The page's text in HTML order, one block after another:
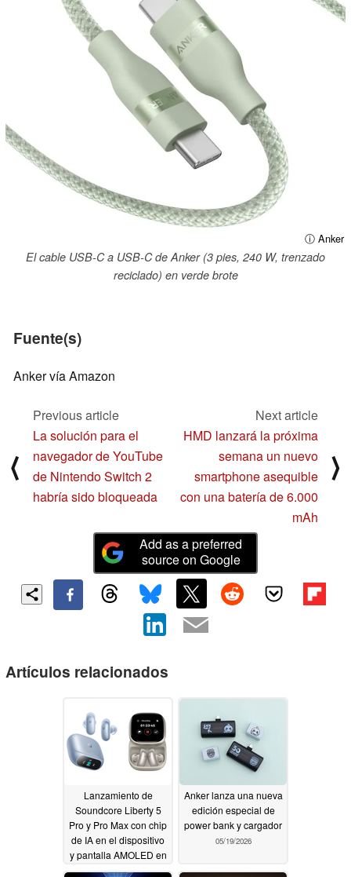
ⓘ Anker
El cable USB-C a USB-C de Anker (3 pies, 240 W, trenzado
reciclado) en verde brote
Fuente(s)
Anker vía Amazon
⟨
Previous article
La solución para el
navegador de YouTube
de Nintendo Switch 2
habría sido bloqueada
Next article
HMD lanzará la próxima
semana un nuevo
smartphone asequible
con una batería de 6.000
mAh
⟩
Add as a preferred
source on Google
Artículos relacionados
Lanzamiento de
Soundcore Liberty 5
Pro y Pro Max con chip
de IA en el dispositivo
y pantalla AMOLED en
la carcasa05/21/2026
Anker lanza una nueva
edición especial de
power bank y cargador
05/19/2026